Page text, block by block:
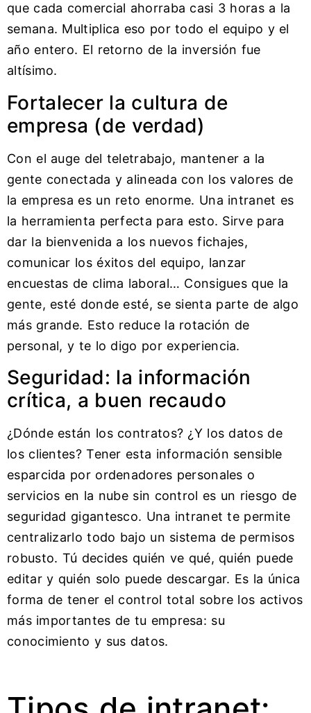
que cada comercial ahorraba casi 3 horas a la
semana. Multiplica eso por todo el equipo y el
año entero. El retorno de la inversión fue
altísimo.
Fortalecer la cultura de
empresa (de verdad)
Con el auge del teletrabajo, mantener a la
gente conectada y alineada con los valores de
la empresa es un reto enorme. Una intranet es
la herramienta perfecta para esto. Sirve para
dar la bienvenida a los nuevos fichajes,
comunicar los éxitos del equipo, lanzar
encuestas de clima laboral… Consigues que la
gente, esté donde esté, se sienta parte de algo
más grande. Esto reduce la rotación de
personal, y te lo digo por experiencia.
Seguridad: la información
crítica, a buen recaudo
¿Dónde están los contratos? ¿Y los datos de
los clientes? Tener esta información sensible
esparcida por ordenadores personales o
servicios en la nube sin control es un riesgo de
seguridad gigantesco. Una intranet te permite
centralizarlo todo bajo un sistema de permisos
robusto. Tú decides quién ve qué, quién puede
editar y quién solo puede descargar. Es la única
forma de tener el control total sobre los activos
más importantes de tu empresa: su
conocimiento y sus datos.